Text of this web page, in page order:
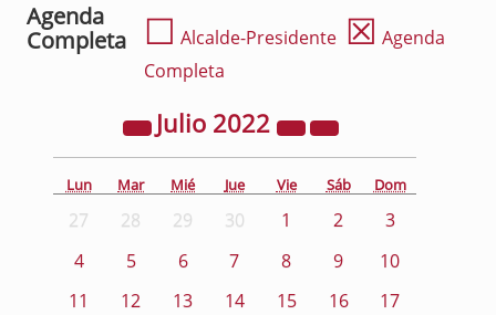
Agenda
Completa
☐ Alcalde-Presidente ☒ Agenda
Completa
Julio 2022
Lun Mar Mié Jue Vie Sáb Dom
27 28 29 30 1 2
3
4
5 6 7 8 9
10
11
12 13 14 15 16
17